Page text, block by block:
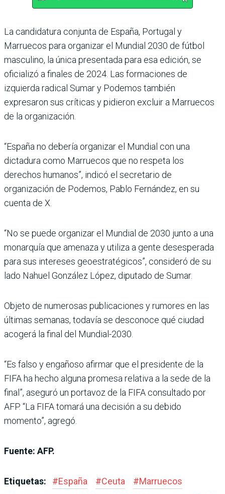
La candidatura conjunta de España, Portugal y
Marruecos para organizar el Mundial 2030 de fútbol
masculino, la única presentada para esa edición, se
oficializó a finales de 2024. Las formaciones de
izquierda radical Sumar y Podemos también
expresaron sus críticas y pidieron excluir a Marruecos
de la organización.
“España no debería organizar el Mundial con una
dictadura como Marruecos que no respeta los
derechos humanos”, indicó el secretario de
organización de Podemos, Pablo Fernández, en su
cuenta de X.
“No se puede organizar el Mundial de 2030 junto a una
monarquía que amenaza y utiliza a gente desesperada
para sus intereses geoestratégicos”, consideró de su
lado Nahuel González López, diputado de Sumar.
Objeto de numerosas publicaciones y rumores en las
últimas semanas, todavía se desconoce qué ciudad
acogerá la final del Mundial-2030.
“Es falso y engañoso afirmar que el presidente de la
FIFA ha hecho alguna promesa relativa a la sede de la
final”, aseguró un portavoz de la FIFA consultado por
AFP. “La FIFA tomará una decisión a su debido
momento”, agregó.
Fuente: AFP.
Etiquetas: #España #Ceuta #Marruecos